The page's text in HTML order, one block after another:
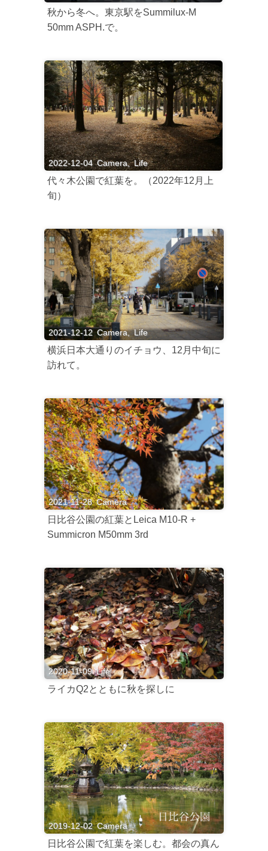
秋から冬へ。東京駅をSummilux-M
50mm ASPH.で。
2022-12-04 Camera, Life
代々木公園で紅葉を。（2022年12月上
旬）
2021-12-12 Camera, Life
横浜日本大通りのイチョウ、12月中旬に
訪れて。
2021-11-28 Camera
日比谷公園の紅葉とLeica M10-R +
Summicron M50mm 3rd
2020-11-09 Life
ライカQ2とともに秋を探しに
2019-12-02 Camera
日比谷公園で紅葉を楽しむ。都会の真ん